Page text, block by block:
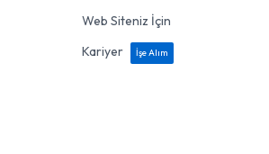
Web Siteniz İçin
Kariyer
İşe Alım